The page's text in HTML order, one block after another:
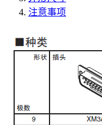
注意事项